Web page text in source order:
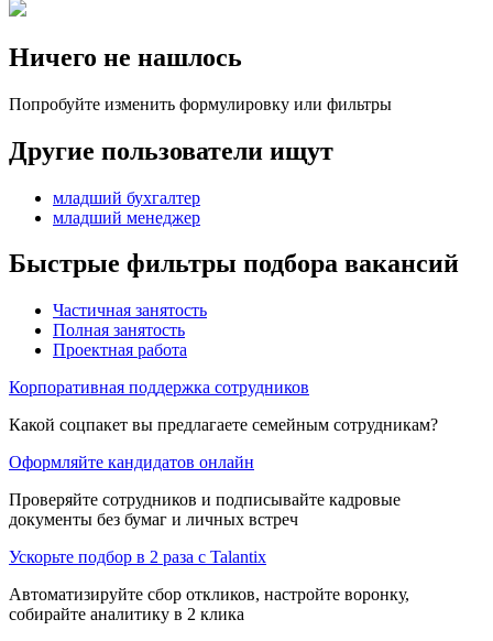
Ничего не нашлось
Попробуйте изменить формулировку или фильтры
Другие пользователи ищут
младший бухгалтер
младший менеджер
Быстрые фильтры подбора вакансий
Частичная занятость
Полная занятость
Проектная работа
Корпоративная поддержка сотрудников
Какой соцпакет вы предлагаете семейным сотрудникам?
Оформляйте кандидатов онлайн
Проверяйте сотрудников и подписывайте кадровые
документы без бумаг и личных встреч
Ускорьте подбор в 2 раза с Talantix
Автоматизируйте сбор откликов, настройте воронку,
собирайте аналитику в 2 клика